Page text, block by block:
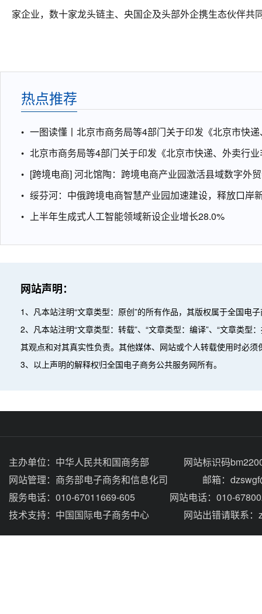
家企业，数十家龙头链主、央国企及头部外企携生态伙伴
热点推荐
一图读懂丨北京市商务局等4部门关于印发《北京市快
北京市商务局等4部门关于印发《北京市快递、外卖行
[跨境电商] 河北馆陶：跨境电商产业园激活县域数字外
绥芬河：中俄跨境电商智慧产业园加速建设，释放口岸
上半年生成式人工智能领域新设企业增长28.0%
网站声明：
1、凡本站注明“文章类型：原创”的所有作品，其版权属于全国电
2、凡本站注明“文章类型：转载”、“文章类型：编译”、“文章类
其观点和对其真实性负责。其他媒体、网站或个人转载使用时必
3、以上声明的解释权归全国电子商务公共服务网所有。
主办单位： 中华人民共和国商务部
网站标识码
网站管理： 商务部电子商务和信息化司
邮箱：
服务电话：010-67011669-605
网站电话：010-
技术支持： 中国国际电子商务中心 网站出错请联系